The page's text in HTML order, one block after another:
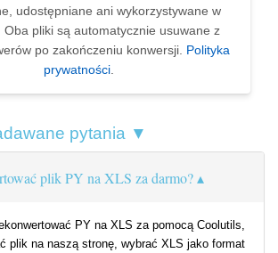
udostępniane ani wykorzystywane w
Oba pliki są automatycznie usuwane z
po zakończeniu konwersji. Polityka
prywatności.
pytania ▼
plik PY na XLS za darmo?
PY na XLS za pomocą Coolutils,
plik na naszą stronę, wybrać XLS jako format